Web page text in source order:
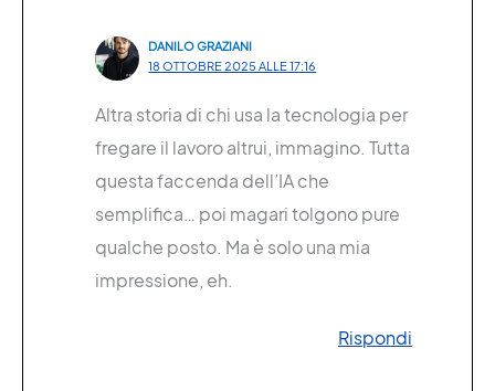
DANILO GRAZIANI
18 OTTOBRE 2025 ALLE 17:16
Altra storia di chi usa la tecnologia per
fregare il lavoro altrui, immagino. Tutta
questa faccenda dell’IA che
semplifica… poi magari tolgono pure
qualche posto. Ma è solo una mia
impressione, eh.
Rispondi